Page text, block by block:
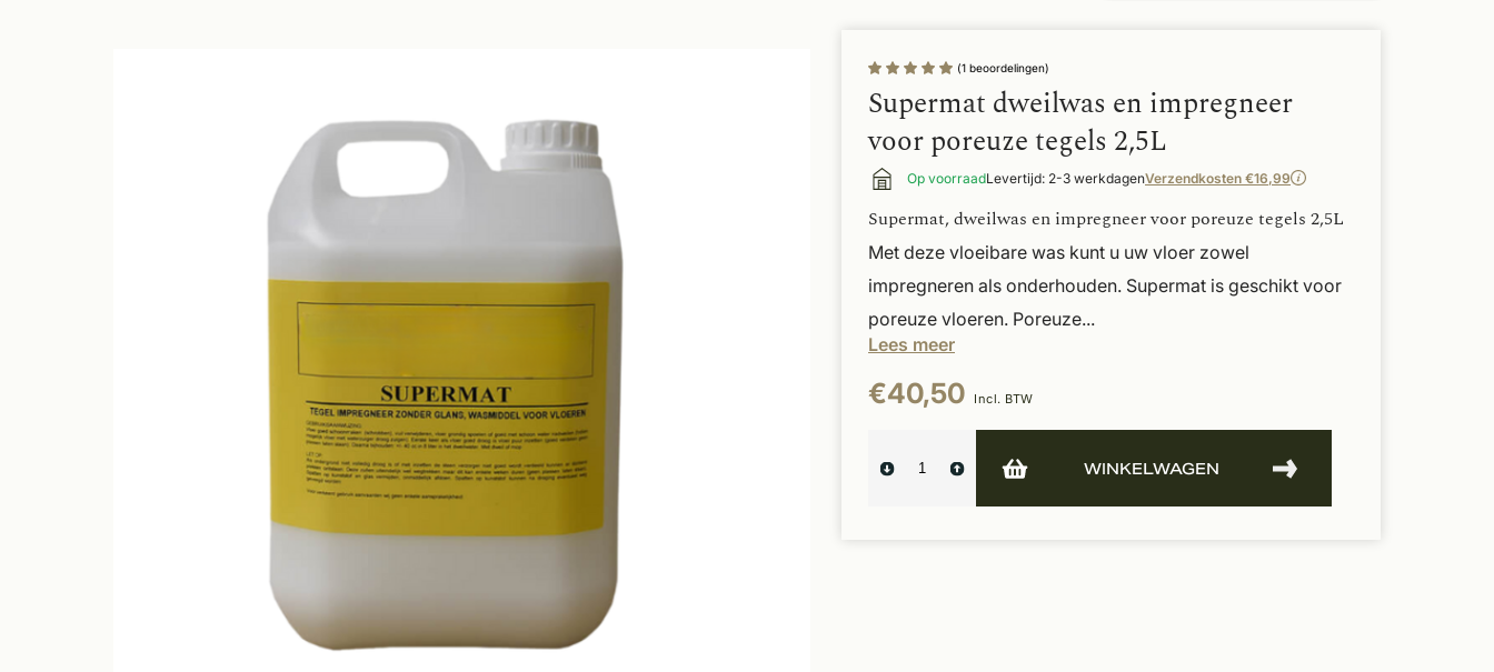
(1 beoordelingen)
Supermat dweilwas en impregneer
voor poreuze tegels 2,5L
Op voorraadLevertijd: 2-3 werkdagenVerzendkosten €16,99
Supermat, dweilwas en impregneer voor poreuze tegels 2,5L
Met deze vloeibare was kunt u uw vloer zowel
impregneren als onderhouden. Supermat is geschikt voor
poreuze vloeren. Poreuze...
Lees meer
€40,50 Incl. BTW
WINKELWAGEN